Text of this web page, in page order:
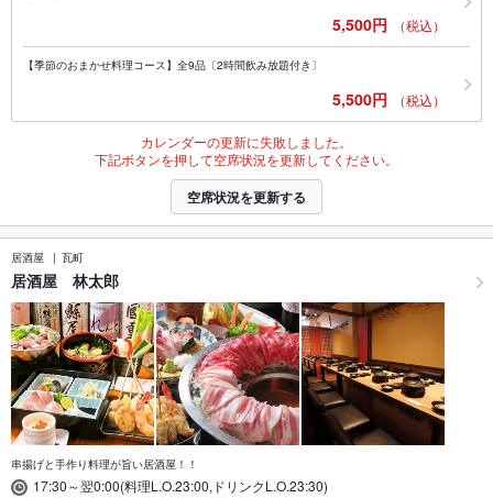
5,500円 （税込）
【季節のおまかせ料理コース】全9品〔2時間飲み放題付き〕
5,500円 （税込）
カレンダーの更新に失敗しました。
下記ボタンを押して空席状況を更新してください。
空席状況を更新する
居酒屋 瓦町
居酒屋 林太郎
串揚げと手作り料理が旨い居酒屋！！
17:30～翌0:00(料理L.O.23:00,ドリンクL.O.23:30)